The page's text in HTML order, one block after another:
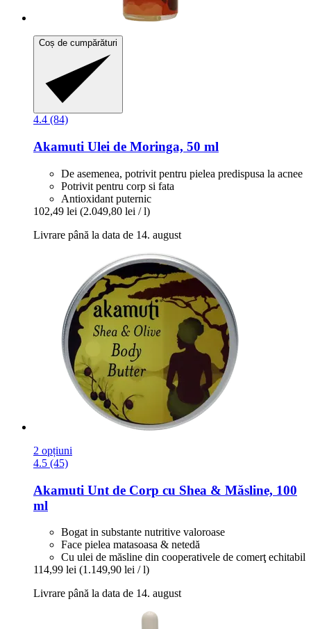
Coș de cumpărături
4.4 (84)
Akamuti Ulei de Moringa, 50 ml
De asemenea, potrivit pentru pielea predispusa la acnee
Potrivit pentru corp si fata
Antioxidant puternic
102,49 lei (2.049,80 lei / l)
Livrare până la data de 14. august
2 opțiuni
4.5 (45)
Akamuti Unt de Corp cu Shea & Măsline, 100
ml
Bogat in substante nutritive valoroase
Face pielea matasoasa & netedă
Cu ulei de măsline din cooperativele de comerţ echitabil
114,99 lei (1.149,90 lei / l)
Livrare până la data de 14. august